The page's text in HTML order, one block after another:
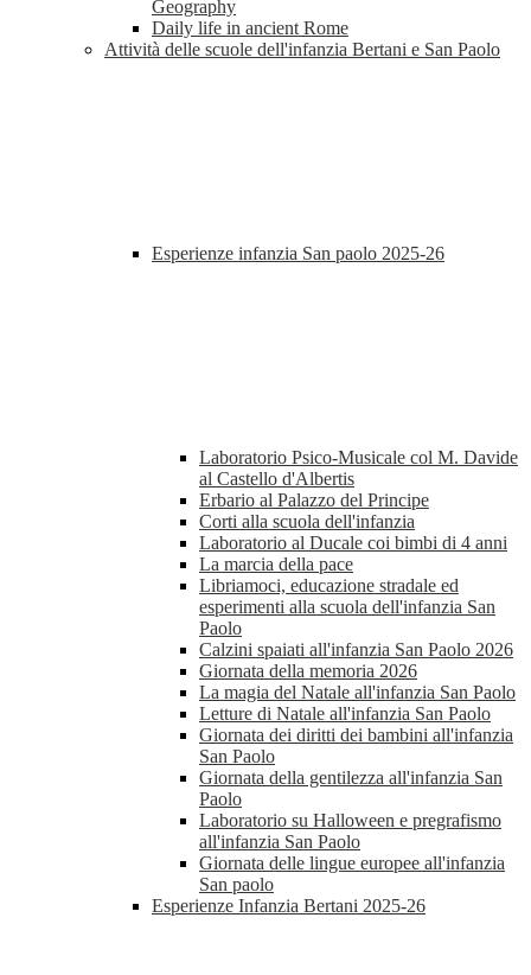
Geography
Daily life in ancient Rome
Attività delle scuole dell'infanzia Bertani e San Paolo
Esperienze infanzia San paolo 2025-26
Laboratorio Psico-Musicale col M. Davide
al Castello d'Albertis
Erbario al Palazzo del Principe
Corti alla scuola dell'infanzia
Laboratorio al Ducale coi bimbi di 4 anni
La marcia della pace
Libriamoci, educazione stradale ed
esperimenti alla scuola dell'infanzia San
Paolo
Calzini spaiati all'infanzia San Paolo 2026
Giornata della memoria 2026
La magia del Natale all'infanzia San Paolo
Letture di Natale all'infanzia San Paolo
Giornata dei diritti dei bambini all'infanzia
San Paolo
Giornata della gentilezza all'infanzia San
Paolo
Laboratorio su Halloween e pregrafismo
all'infanzia San Paolo
Giornata delle lingue europee all'infanzia
San paolo
Esperienze Infanzia Bertani 2025-26